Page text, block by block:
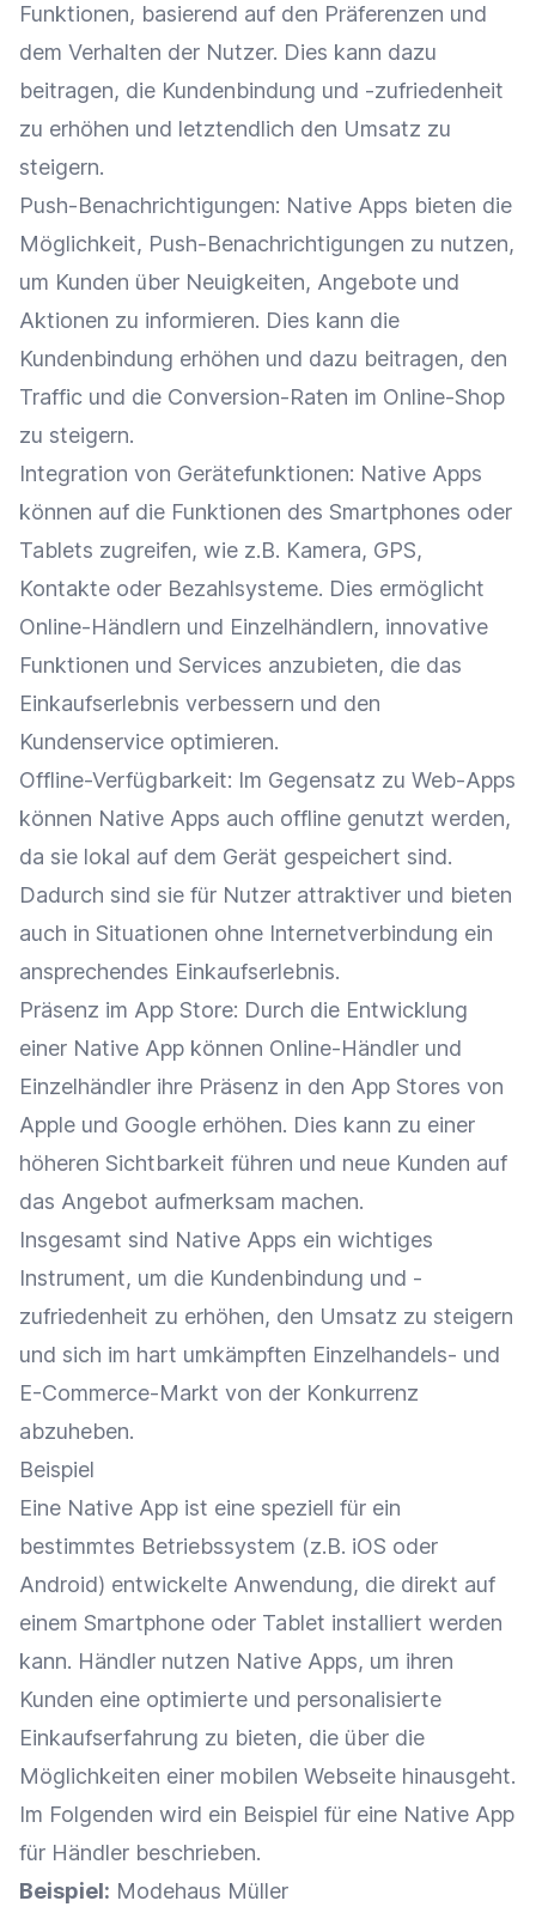
Funktionen, basierend auf den Präferenzen und
dem Verhalten der Nutzer. Dies kann dazu
beitragen, die Kundenbindung und -zufriedenheit
zu erhöhen und letztendlich den Umsatz zu
steigern.
Push-Benachrichtigungen: Native Apps bieten die
Möglichkeit, Push-Benachrichtigungen zu nutzen,
um Kunden über Neuigkeiten, Angebote und
Aktionen zu informieren. Dies kann die
Kundenbindung erhöhen und dazu beitragen, den
Traffic und die Conversion-Raten im Online-Shop
zu steigern.
Integration von Gerätefunktionen: Native Apps
können auf die Funktionen des Smartphones oder
Tablets zugreifen, wie z.B. Kamera, GPS,
Kontakte oder Bezahlsysteme. Dies ermöglicht
Online-Händlern und Einzelhändlern, innovative
Funktionen und Services anzubieten, die das
Einkaufserlebnis verbessern und den
Kundenservice optimieren.
Offline-Verfügbarkeit: Im Gegensatz zu Web-Apps
können Native Apps auch offline genutzt werden,
da sie lokal auf dem Gerät gespeichert sind.
Dadurch sind sie für Nutzer attraktiver und bieten
auch in Situationen ohne Internetverbindung ein
ansprechendes Einkaufserlebnis.
Präsenz im App Store: Durch die Entwicklung
einer Native App können Online-Händler und
Einzelhändler ihre Präsenz in den App Stores von
Apple und Google erhöhen. Dies kann zu einer
höheren Sichtbarkeit führen und neue Kunden auf
das Angebot aufmerksam machen.
Insgesamt sind Native Apps ein wichtiges
Instrument, um die Kundenbindung und -
zufriedenheit zu erhöhen, den Umsatz zu steigern
und sich im hart umkämpften Einzelhandels- und
E-Commerce-Markt von der Konkurrenz
abzuheben.
Beispiel
Eine Native App ist eine speziell für ein
bestimmtes Betriebssystem (z.B. iOS oder
Android) entwickelte Anwendung, die direkt auf
einem Smartphone oder Tablet installiert werden
kann. Händler nutzen Native Apps, um ihren
Kunden eine optimierte und personalisierte
Einkaufserfahrung zu bieten, die über die
Möglichkeiten einer mobilen Webseite hinausgeht.
Im Folgenden wird ein Beispiel für eine Native App
für Händler beschrieben.
Beispiel: Modehaus Müller